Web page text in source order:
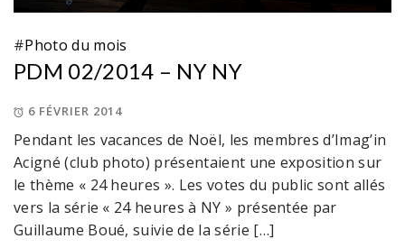
#Photo du mois
PDM 02/2014 – NY NY
6 FÉVRIER 2014
Pendant les vacances de Noël, les membres d’Imag’in
Acigné (club photo) présentaient une exposition sur
le thème « 24 heures ». Les votes du public sont allés
vers la série « 24 heures à NY » présentée par
Guillaume Boué, suivie de la série […]